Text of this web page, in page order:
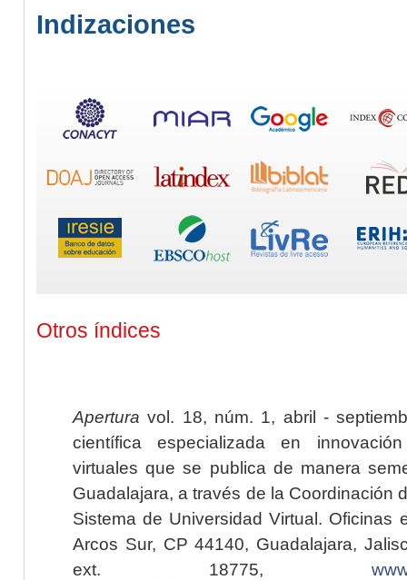
Indizaciones
Otros índices
Apertura vol. 18, núm. 1, abril -
científica especializada en
virtuales que se publica de manera
Guadalajara, a través de la Coordinación
Sistema de Universidad Virtual. Oficinas
Arcos Sur, CP 44140, Guadalajara,
ext. 18775,